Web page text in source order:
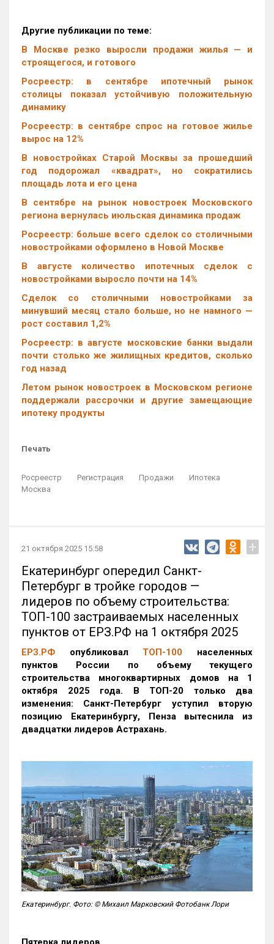
Другие публикации по теме:
В Москве резко выросли продажи жилья — и
строящегося, и готового
Росреестр: в сентябре ипотечный рынок
столицы показал устойчивую положительную
динамику
Росреестр: в сентябре спрос на готовое жилье
вырос на 12%
В новостройках Старой Москвы за прошедший
год подорожал «квадрат», но сократились
площадь лота и его цена
В сентябре на рынок новостроек Московского
региона вернулась июльская динамика продаж
Росреестр: больше всего сделок со столичными
новостройками оформлено в Новой Москве
В августе количество ипотечных сделок с
новостройками выросло почти на 14%
Cделок со столичными новостройками за
минувший месяц стало больше, но не намного —
рост составил 1,2%
Росреестр: в августе московские банки выдали
почти столько же жилищных кредитов, сколько
год назад
Летом рынок новостроек в Московском регионе
поддержали рассрочки и другие замещающие
ипотеку продукты
Печать
Росреестр Регистрация Продажи
Ипотека
Москва
21 октября 2025 15:58 +
Екатеринбург опередил Санкт-
Петербург в тройке городов —
лидеров по объему строительства:
ТОП-100 застраиваемых населенных
пунктов от ЕРЗ.РФ на 1 октября 2025
ЕРЗ.РФ опубликовал ТОП-100 населенных
пунктов России по объему текущего
строительства многоквартирных домов на 1
октября 2025 года. В ТОП-20 только два
изменения: Санкт-Петербург уступил вторую
позицию Екатеринбургу, Пенза вытеснила из
двадцатки лидеров Астрахань.
Екатеринбург. Фото: © Михаил Марковский Фотобанк Лори